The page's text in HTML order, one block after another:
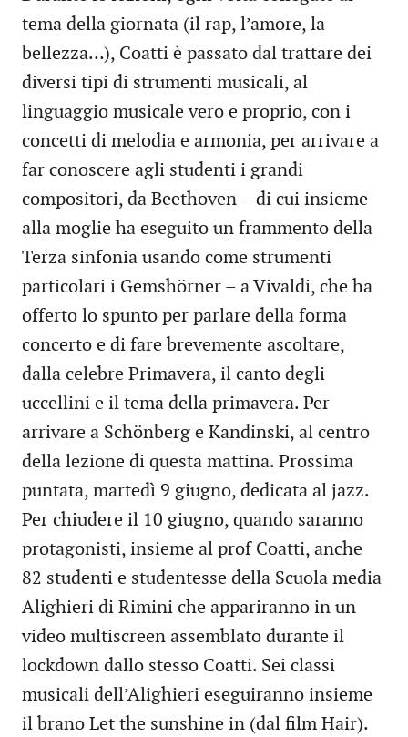
tema della giornata (il rap, l’amore, la
bellezza…), Coatti è passato dal trattare dei
diversi tipi di strumenti musicali, al
linguaggio musicale vero e proprio, con i
concetti di melodia e armonia, per arrivare a
far conoscere agli studenti i grandi
compositori, da Beethoven – di cui insieme
alla moglie ha eseguito un frammento della
Terza sinfonia usando come strumenti
particolari i Gemshörner – a Vivaldi, che ha
offerto lo spunto per parlare della forma
concerto e di fare brevemente ascoltare,
dalla celebre Primavera, il canto degli
uccellini e il tema della primavera. Per
arrivare a Schönberg e Kandinski, al centro
della lezione di questa mattina. Prossima
puntata, martedì 9 giugno, dedicata al jazz.
Per chiudere il 10 giugno, quando saranno
protagonisti, insieme al prof Coatti, anche
82 studenti e studentesse della Scuola media
Alighieri di Rimini che appariranno in un
video multiscreen assemblato durante il
lockdown dallo stesso Coatti. Sei classi
musicali dell’Alighieri eseguiranno insieme
il brano Let the sunshine in (dal film Hair).